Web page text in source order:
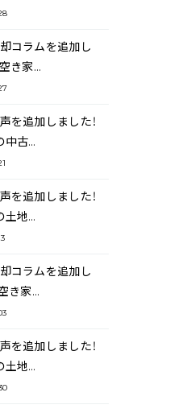
コラムを追加し
空き家…
を追加しました！
中古…
を追加しました！
土地…
コラムを追加し
き家…
を追加しました！
土地…